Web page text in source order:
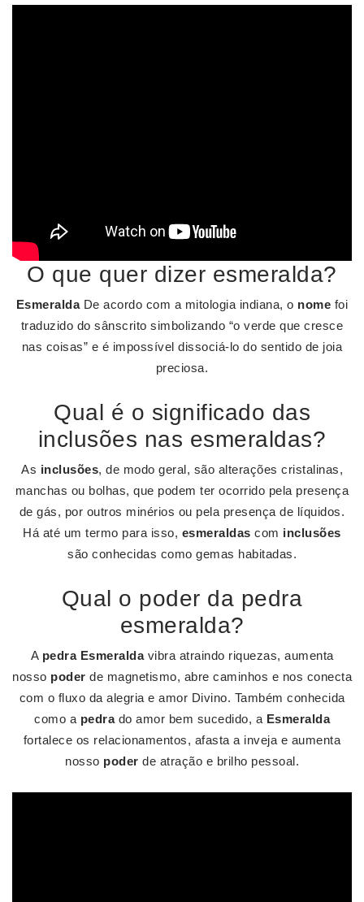
O que quer dizer esmeralda?
EsmeraldaDe acordo com a mitologia indiana, o nome foi
traduzido do sânscrito simbolizando “o verde que cresce
nas coisas” e é impossível dissociá-lo do sentido de joia
preciosa.
Qual é o significado das
inclusões nas esmeraldas?
As inclusões, de modo geral, são alterações cristalinas,
manchas ou bolhas, que podem ter ocorrido pela presença
de gás, por outros minérios ou pela presença de líquidos.
Há até um termo para isso, esmeraldas com inclusões
são conhecidas como gemas habitadas.
Qual o poder da pedra
esmeralda?
A pedra Esmeraldavibra atraindo riquezas, aumenta
nosso poder de magnetismo, abre caminhos e nos conecta
com o fluxo da alegria e amor Divino. Também conhecida
como a pedrado amor bem sucedido, a Esmeralda
fortalece os relacionamentos, afasta a inveja e aumenta
nosso poder de atração e brilho pessoal.